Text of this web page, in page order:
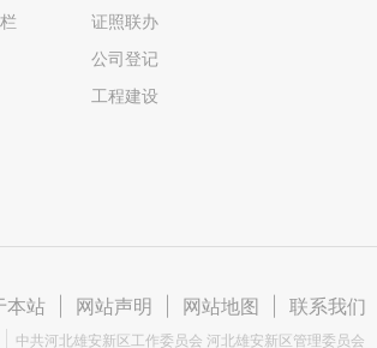
证照联办
公司登记
工程建设
本站 网站声明 网站地图 联系我们
中共河北雄安新区工作委员会 河北雄安新区管理委员会